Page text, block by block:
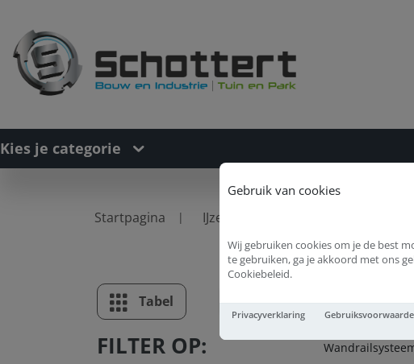
Gebruik van cookies
Wij gebruiken cookies om je de best
te gebruiken, ga je akkoord met ons
Cookiebeleid.
Privacyverklaring
Kies je categorie
Startpagina IJzerwaren
Tabel Lijst
FILTER OP: